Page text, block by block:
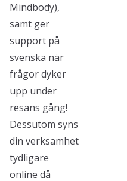
Mindbody),
samt ger
support på
svenska när
frågor dyker
upp under
resans gång!
Dessutom syns
din verksamhet
tydligare
online då